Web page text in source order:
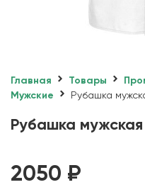
Главная Товары
Мужские
Рубашка
Рубашка мужская
2050 ₽